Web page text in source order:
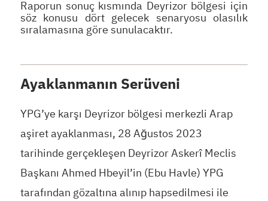
Raporun sonuç kısmında Deyrizor bölgesi için
söz konusu dört gelecek senaryosu olasılık
sıralamasına göre sunulacaktır.
Ayaklanmanın Serüveni
YPG’ye karşı Deyrizor bölgesi merkezli Arap
aşiret ayaklanması, 28 Ağustos 2023
tarihinde gerçekleşen Deyrizor Askerî Meclis
Başkanı Ahmed Hbeyil’in (Ebu Havle) YPG
tarafından gözaltına alınıp hapsedilmesi ile